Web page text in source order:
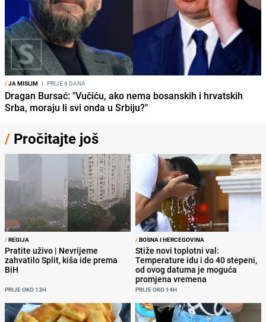
/JA MISLIM I PRIJE 6 DANA
Dragan Bursać: "Vučiću, ako nema bosanskih i hrvatskih
Srba, moraju li svi onda u Srbiju?"
/ Pročitajte još
/REGIJA
Pratite uživo | Nevrijeme
zahvatilo Split, kiša ide prema
BiH
PRIJE OKO 13H
/BOSNA I HERCEGOVINA
Stiže novi toplotni val:
Temperature idu i do 40 stepeni,
od ovog datuma je moguća
promjena vremena
PRIJE OKO 14H